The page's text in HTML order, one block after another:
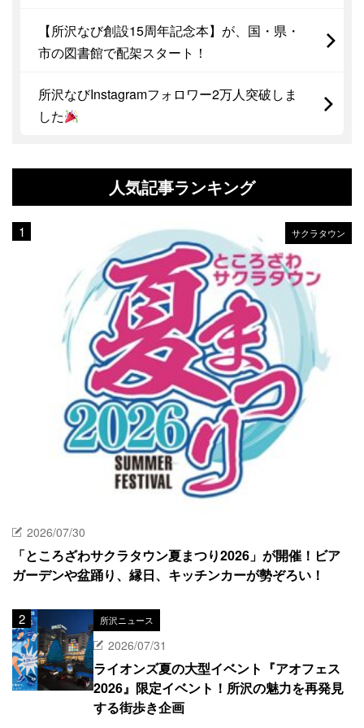
【所沢なび創設15周年記念本】が、国・県・
市の図書館で配架スタート！
所沢なびInstagramフォロワー2万人突破しま
した
人気記事ランキング
サクラタウン
2026/07/30
「ところざわサクラタウン夏まつり2026」が開催！ビア
ガーデンや盆踊り、縁日、キッチンカーが勢ぞろい！
所沢ニュース
2026/07/31
ライオンズ夏の大型イベント『アオフェス
2026』限定イベント！所沢の魅力を再発見
する街歩き企画